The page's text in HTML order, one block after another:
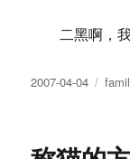
二黑啊，我
Posted
2007-04-04 Tags